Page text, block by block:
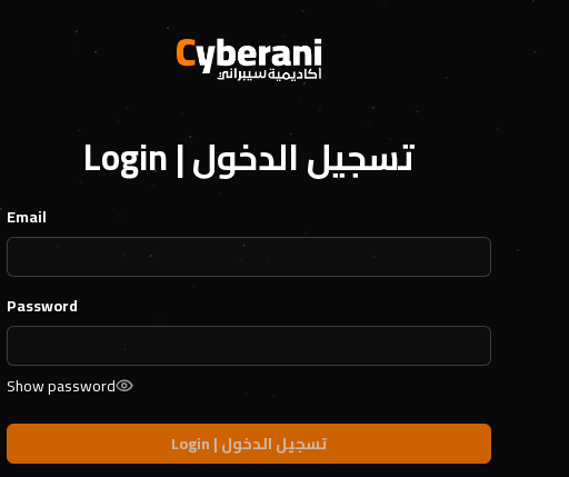
Login | تسجيل الدخول
Email
Password
Show password
Login | تسجيل الدخول